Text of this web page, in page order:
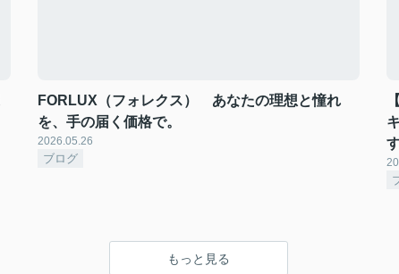
FORLUX（フォレクス） あなたの理想と憧れ
を、手の届く価格で。
2026.05.26
ブログ
もっと見る